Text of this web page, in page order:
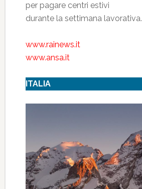
per pagare centri estivi
durante la settimana lavorativa.
www.rainews.it
www.ansa.it
ITALIA